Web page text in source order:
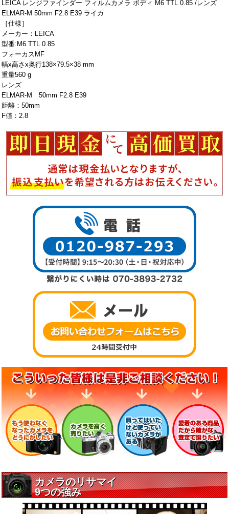
LEICA レンジファインダー フィルムカメラ ボディ M6 TTL 0.85 /レンズ
ELMAR-M 50mm F2.8 E39 ライカ
［仕様］
メーカー：LEICA
型番:M6 TTL 0.85
フォーカスMF
幅x高さx奥行138×79.5×38 mm
重量560 g
レンズ
ELMAR-M 50mm F2.8 E39
距離：50mm
F値：2.8